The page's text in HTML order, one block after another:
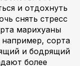
и отдохнуть
снять стресс
марихуаны
сорта
и бодрящий
более